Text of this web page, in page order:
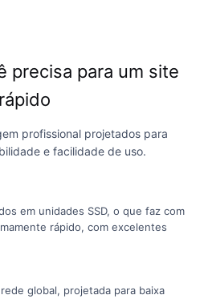
precisa para um site
rápido
profissional projetados para
e facilidade de uso.
em unidades SSD, o que faz com
rápido, com excelentes
global, projetada para baixa